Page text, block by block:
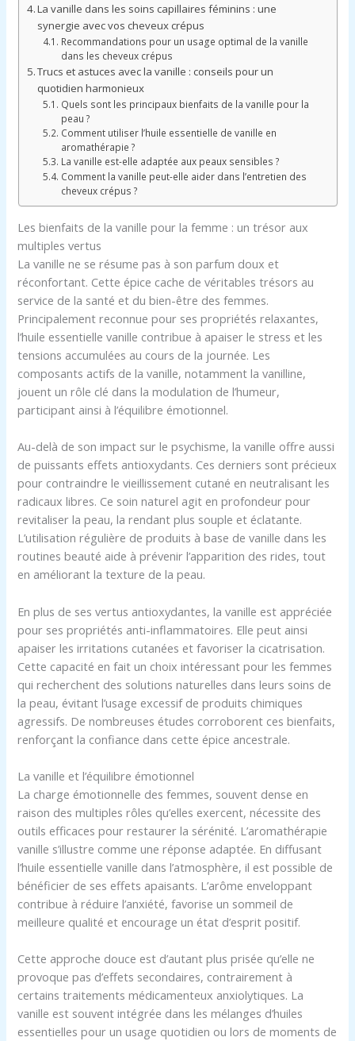
La vanille dans les soins capillaires féminins : une
synergie avec vos cheveux crépus
Recommandations pour un usage optimal de la vanille
dans les cheveux crépus
Trucs et astuces avec la vanille : conseils pour un
quotidien harmonieux
Quels sont les principaux bienfaits de la vanille pour la
peau ?
Comment utiliser l’huile essentielle de vanille en
aromathérapie ?
La vanille est-elle adaptée aux peaux sensibles ?
Comment la vanille peut-elle aider dans l’entretien des
cheveux crépus ?
Les bienfaits de la vanille pour la femme : un trésor aux
multiples vertus
La vanille ne se résume pas à son parfum doux et
réconfortant. Cette épice cache de véritables trésors au
service de la santé et du bien-être des femmes.
Principalement reconnue pour ses propriétés relaxantes,
l’huile essentielle vanille contribue à apaiser le stress et les
tensions accumulées au cours de la journée. Les
composants actifs de la vanille, notamment la vanilline,
jouent un rôle clé dans la modulation de l’humeur,
participant ainsi à l’équilibre émotionnel.
Au-delà de son impact sur le psychisme, la vanille offre aussi
de puissants effets antioxydants. Ces derniers sont précieux
pour contraindre le vieillissement cutané en neutralisant les
radicaux libres. Ce soin naturel agit en profondeur pour
revitaliser la peau, la rendant plus souple et éclatante.
L’utilisation régulière de produits à base de vanille dans les
routines beauté aide à prévenir l’apparition des rides, tout
en améliorant la texture de la peau.
En plus de ses vertus antioxydantes, la vanille est appréciée
pour ses propriétés anti-inflammatoires. Elle peut ainsi
apaiser les irritations cutanées et favoriser la cicatrisation.
Cette capacité en fait un choix intéressant pour les femmes
qui recherchent des solutions naturelles dans leurs soins de
la peau, évitant l’usage excessif de produits chimiques
agressifs. De nombreuses études corroborent ces bienfaits,
renforçant la confiance dans cette épice ancestrale.
La vanille et l’équilibre émotionnel
La charge émotionnelle des femmes, souvent dense en
raison des multiples rôles qu’elles exercent, nécessite des
outils efficaces pour restaurer la sérénité. L’aromathérapie
vanille s’illustre comme une réponse adaptée. En diffusant
l’huile essentielle vanille dans l’atmosphère, il est possible de
bénéficier de ses effets apaisants. L’arôme enveloppant
contribue à réduire l’anxiété, favorise un sommeil de
meilleure qualité et encourage un état d’esprit positif.
Cette approche douce est d’autant plus prisée qu’elle ne
provoque pas d’effets secondaires, contrairement à
certains traitements médicamenteux anxiolytiques. La
vanille est souvent intégrée dans les mélanges d’huiles
essentielles pour un usage quotidien ou lors de moments de